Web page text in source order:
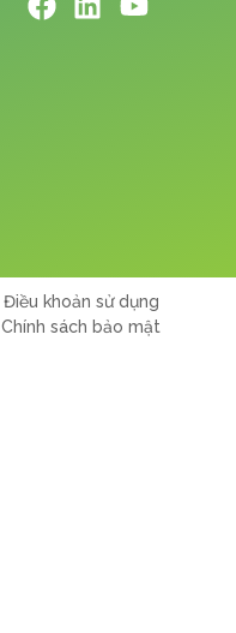
Điều khoản sử dụng
Chính sách bảo mật